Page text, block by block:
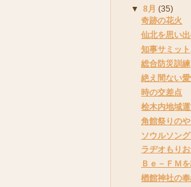
▼8月(35)
奇跡の花火
仙北を思い
知事サミット
総合防災訓練
絶え間ない
時の交差点
桧木内地域
角館祭りの
ソウルソン
ラヂオもり
Ｂｅ－ＦＭ
楢館神社の